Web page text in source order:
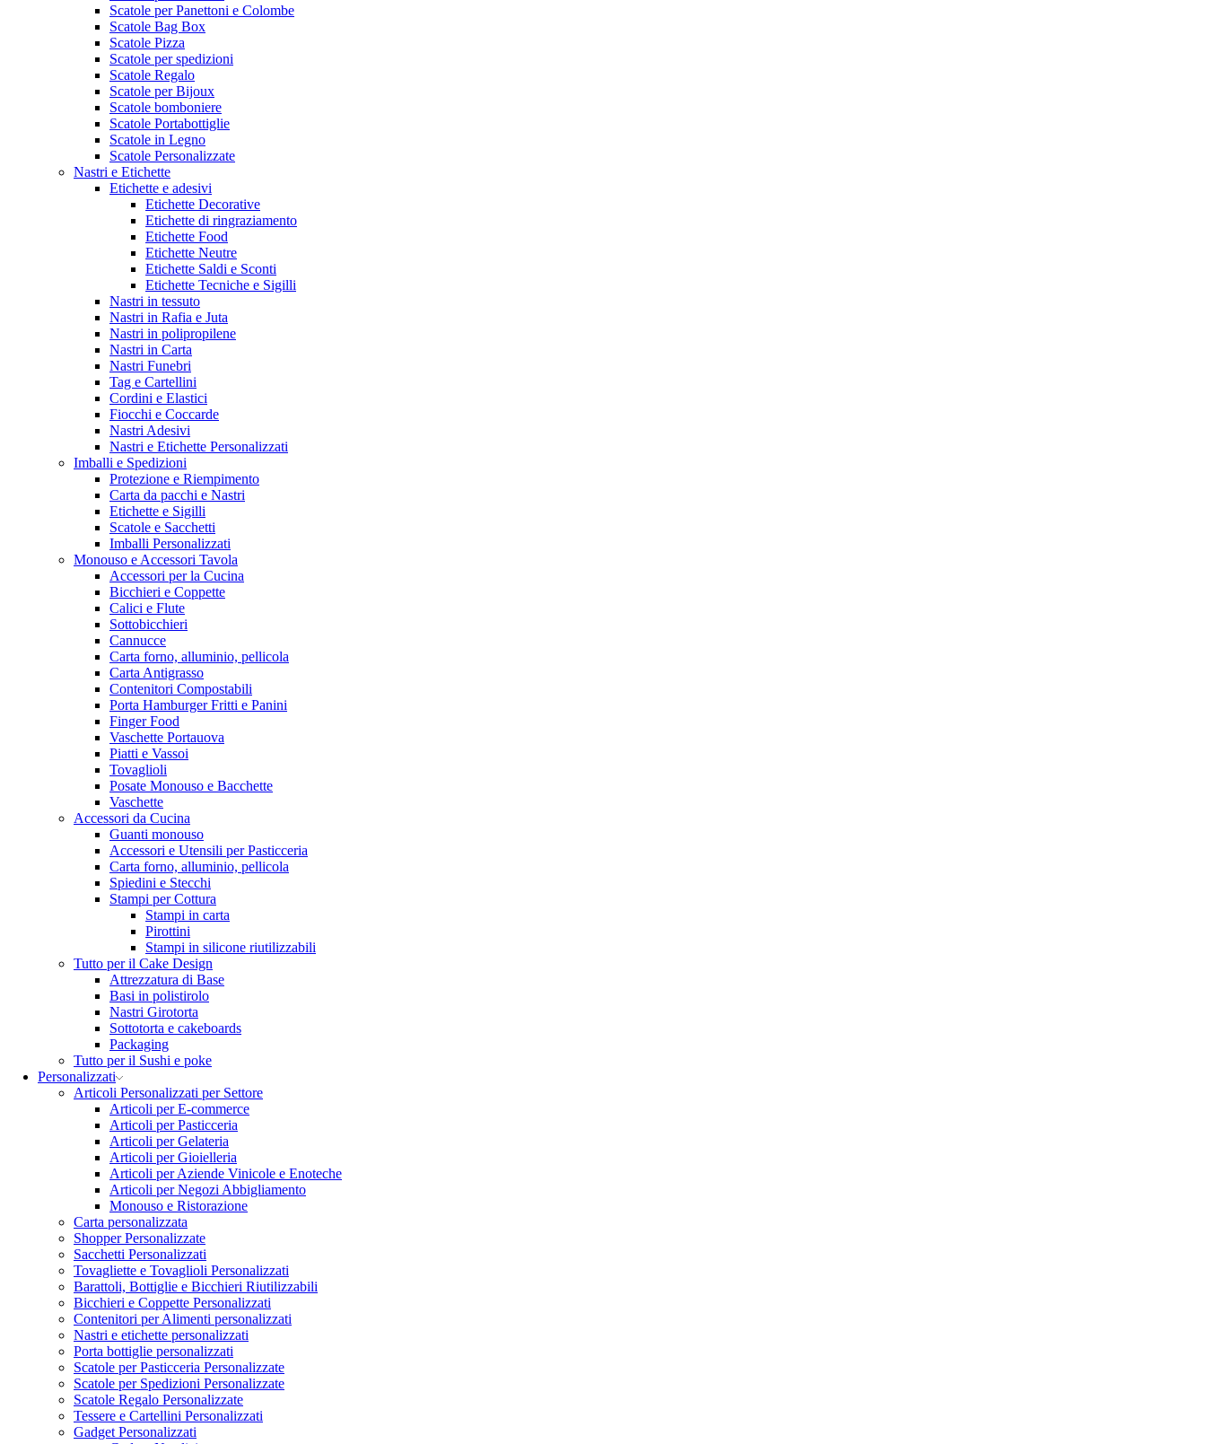
Scatole per Panettoni e Colombe
Scatole Bag Box
Scatole Pizza
Scatole per spedizioni
Scatole Regalo
Scatole per Bijoux
Scatole bomboniere
Scatole Portabottiglie
Scatole in Legno
Scatole Personalizzate
Nastri e Etichette
Etichette e adesivi
Etichette Decorative
Etichette di ringraziamento
Etichette Food
Etichette Neutre
Etichette Saldi e Sconti
Etichette Tecniche e Sigilli
Nastri in tessuto
Nastri in Rafia e Juta
Nastri in polipropilene
Nastri in Carta
Nastri Funebri
Tag e Cartellini
Cordini e Elastici
Fiocchi e Coccarde
Nastri Adesivi
Nastri e Etichette Personalizzati
Imballi e Spedizioni
Protezione e Riempimento
Carta da pacchi e Nastri
Etichette e Sigilli
Scatole e Sacchetti
Imballi Personalizzati
Monouso e Accessori Tavola
Accessori per la Cucina
Bicchieri e Coppette
Calici e Flute
Sottobicchieri
Cannucce
Carta forno, alluminio, pellicola
Carta Antigrasso
Contenitori Compostabili
Porta Hamburger Fritti e Panini
Finger Food
Vaschette Portauova
Piatti e Vassoi
Tovaglioli
Posate Monouso e Bacchette
Vaschette
Accessori da Cucina
Guanti monouso
Accessori e Utensili per Pasticceria
Carta forno, alluminio, pellicola
Spiedini e Stecchi
Stampi per Cottura
Stampi in carta
Pirottini
Stampi in silicone riutilizzabili
Tutto per il Cake Design
Attrezzatura di Base
Basi in polistirolo
Nastri Girotorta
Sottotorta e cakeboards
Packaging
Tutto per il Sushi e poke
Personalizzati
Articoli Personalizzati per Settore
Articoli per E-commerce
Articoli per Pasticceria
Articoli per Gelateria
Articoli per Gioielleria
Articoli per Aziende Vinicole e Enoteche
Articoli per Negozi Abbigliamento
Monouso e Ristorazione
Carta personalizzata
Shopper Personalizzate
Sacchetti Personalizzati
Tovagliette e Tovaglioli Personalizzati
Barattoli, Bottiglie e Bicchieri Riutilizzabili
Bicchieri e Coppette Personalizzati
Contenitori per Alimenti personalizzati
Nastri e etichette personalizzati
Porta bottiglie personalizzati
Scatole per Pasticceria Personalizzate
Scatole per Spedizioni Personalizzate
Scatole Regalo Personalizzate
Tessere e Cartellini Personalizzati
Gadget Personalizzati